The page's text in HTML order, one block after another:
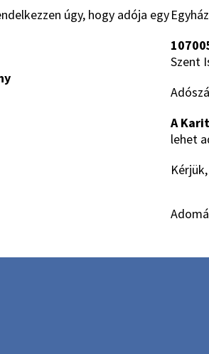
úgy, hogy adója egy
Szent
A
lehet